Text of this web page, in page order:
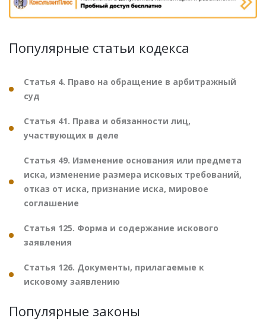
Популярные статьи кодекса
Статья 4. Право на обращение в арбитражный
суд
Статья 41. Права и обязанности лиц,
участвующих в деле
Статья 49. Изменение основания или предмета
иска, изменение размера исковых требований,
отказ от иска, признание иска, мировое
соглашение
Статья 125. Форма и содержание искового
заявления
Статья 126. Документы, прилагаемые к
исковому заявлению
Популярные законы